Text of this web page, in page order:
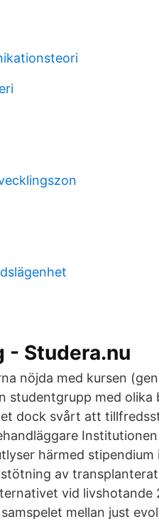
- Studera.nu
nöjda med kursen
studentgrupp med
dock svårt att
härmed
av
vid livshotande
mellan just